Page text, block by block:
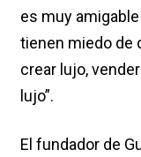
es muy
tienen miedo de
crear lujo,
lujo”.
El fundador de